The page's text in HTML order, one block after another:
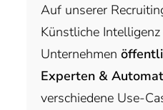
Auf unserer
Künstliche Intelligenz
Unternehmen
Experten &
verschiedene Use-